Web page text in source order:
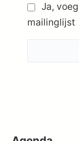
Ja,
mailinglijst